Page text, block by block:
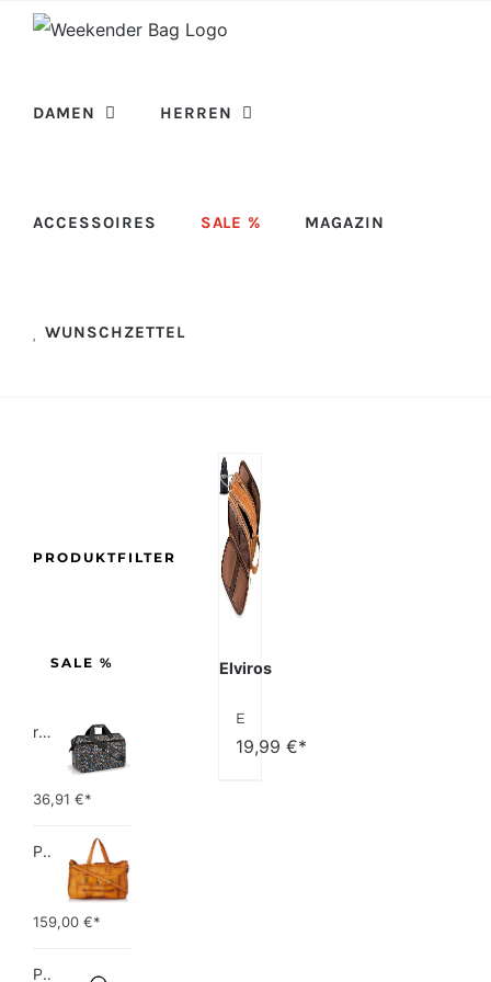
Skip
DAMEN HERREN
ACCESSOIRES SALE % MAGAZIN
WUNSCHZETTEL
Elviros
19,99€*
PRODUKTFILTER
SALE %
reisenthel allrounder L pocket  Vielseitige Doktortasche für Reise, Arbeit und Freizeit  Mit praktischer Trolley…
36,91 €*
PIECES TOTALLY ROYAL LEATHER TRAVEL BAG 17055349 Damen Umhängetaschen ,1 Groesse (51 x 33 x 14,5 cm)
159,00 €*
Picard Unisex-Erwachsene Buddy Gepäck- Handgepäck